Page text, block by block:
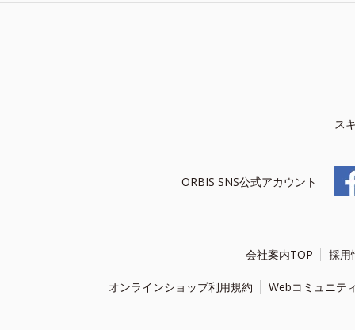
ス
ORBIS SNS公式アカウント
会社案内TOP 採用
オンラインショップ利用規約 Webコミュニテ